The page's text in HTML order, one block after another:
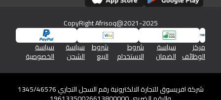
CopyRight Afrisoq@2021-2025
مركز
الوظائف
سياسة
الضمان
شروط
الاستخدام
شروط
البيع
سياسة
الشحن
سياسة
الخصوصية
شركة افريسوق للتجارة الالكترونية رقم السجل التجاري 1345/46576